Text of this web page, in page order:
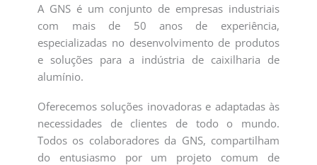
A GNS é um conjunto de empresas industriais
com mais de 50 anos de experiência,
especializadas no desenvolvimento de produtos
e soluções para a indústria de caixilharia de
alumínio.
Oferecemos soluções inovadoras e adaptadas às
necessidades de clientes de todo o mundo.
Todos os colaboradores da GNS, compartilham
do entusiasmo por um projeto comum de